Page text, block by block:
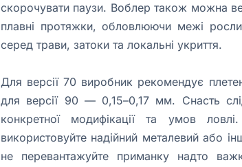
скорочувати паузи. Воблер також можна
плавні протяжки, обловлюючи межі
серед трави, затоки та локальні укриття.
Для версії 70 виробник рекомендує
для версії 90 — 0,15–0,17 мм. Снасть
конкретної модифікації та умов
використовуйте надійний металевий або
не перевантажуйте приманку надто